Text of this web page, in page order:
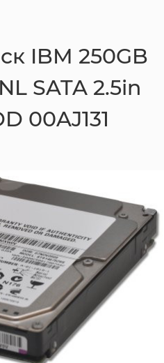
IBM 250GB
SATA 2.5in
00AJ131